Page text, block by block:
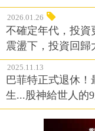
2026.01.26
不確定年代，投資
震盪下，投資回歸
2025.11.13
巴菲特正式退休！
生...股神給世人的